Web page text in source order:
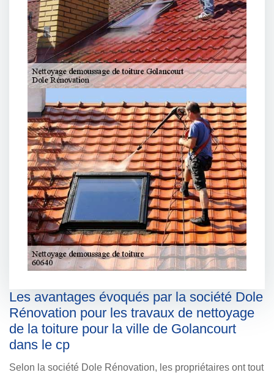
Les avantages évoqués par la société Dole
Rénovation pour les travaux de nettoyage
de la toiture pour la ville de Golancourt
dans le cp
Selon la société Dole Rénovation, les propriétaires ont tout